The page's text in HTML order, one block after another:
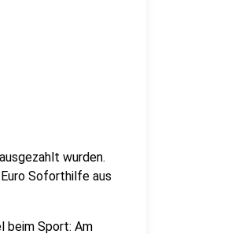
wurden.
Soforthilfe aus
beim Sport: Am